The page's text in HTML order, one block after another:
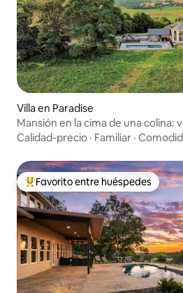
Villa en Paradise
Mansión en la cima de una colina:
piscina y sala de juegos.
Calidad-precio · Familiar ·
Favorito entre huéspedes
Favorito entre huéspedes